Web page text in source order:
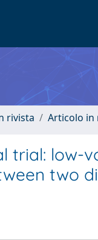
rivista Articolo in
trial: low-
two